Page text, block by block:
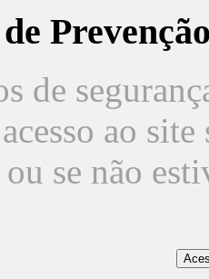
de
ao
ou se não